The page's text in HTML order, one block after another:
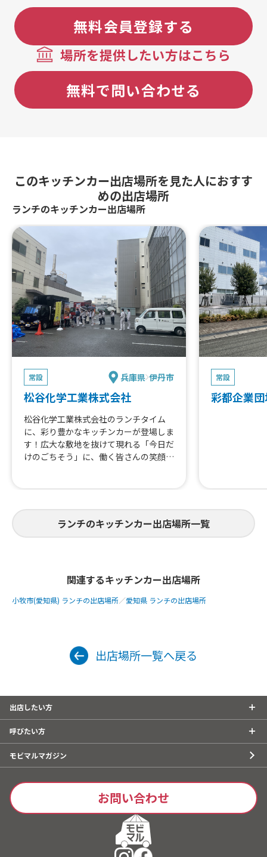
無料会員登録する
場所を提供したい方はこちら
無料で問い合わせる
このキッチンカー出店場所を見た人におすす
めの出店場所
ランチのキッチンカー出店場所
常設 兵庫県 伊丹市
松谷化学工業株式会社
松谷化学工業株式会社のランチタイム
に、彩り豊かなキッチンカーが登場しま
す！広大な敷地を抜けて現れる「今日だ
けのごちそう」に、働く皆さんの笑顔が
さをどうぞお楽しみください。
常設
彩都企業
ランチのキッチンカー出店場所一覧
関連するキッチンカー出店場所
小牧市(愛知県) ランチの出店場所／愛知県 ランチの出店場所
出店場所一覧へ戻る
出店したい方
呼びたい方
モビマルマガジン
お問い合わせ